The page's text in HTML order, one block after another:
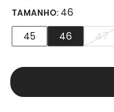
TAMANHO: 46
45
46 47